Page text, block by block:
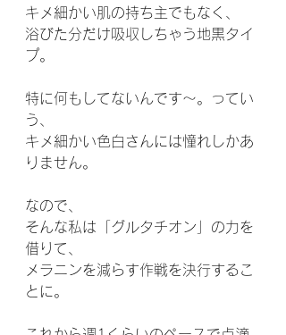
キメ細かい肌の持ち主でもなく、
浴びた分だけ吸収しちゃう地黒タイ
プ。
特に何もしてないんです〜。ってい
う、
キメ細かい色白さんには憧れしかあ
りません。
なので、
そんな私は「グルタチオン」の力を
借りて、
メラニンを減らす作戦を決行するこ
とに。